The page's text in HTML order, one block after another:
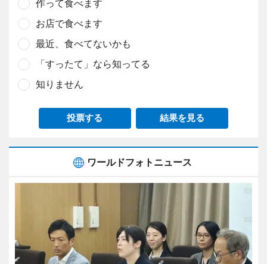
作って食べます
お店で食べます
最近、食べてないかも
「すったて」なら知ってる
知りません
投票する 結果を見る
ワールドフォトニュース